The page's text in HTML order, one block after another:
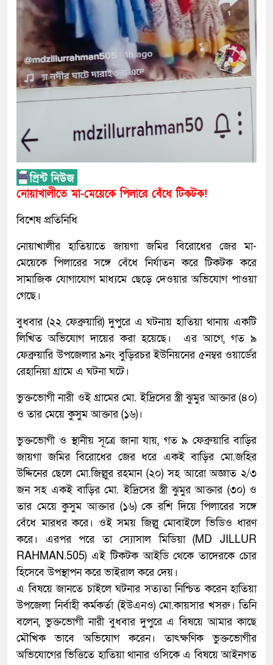
নোয়াখালীতে মা-মেয়েকে পিলারে বেঁধে টিকটক!
বিশেষ প্রতিনিধি
নোয়াখালীর হাতিয়াতে জায়গা জমির বিরোধের জের মা-
মেয়েকে পিলারের সঙ্গে বেঁধে নির্যাতন করে টিকটক করে
সামাজিক যোগাযোগ মাধ্যমে ছেড়ে দেওয়ার অভিযোগ পাওয়া
গেছে।
বুধবার (২২ ফেব্রুয়ারি) দুপুরে এ ঘটনায় হাতিয়া থানায় একটি
লিখিত অভিযোগ দায়ের করা হয়েছে। এর আগে, গত ৯
ফেব্রুয়ারি উপজেলার ৯নং বুড়িরচর ইউনিয়নের ৫নম্বর ওয়ার্ডের
রেহানিয়া গ্রামে এ ঘটনা ঘটে।
ভুক্তভোগী নারী ওই গ্রামের মো. ইদ্রিসের স্ত্রী ঝুমুর আক্তার (৪০)
ও তার মেয়ে কুসুম আক্তার (১৬)।
ভুক্তভোগী ও স্থানীয় সূত্রে জানা যায়, গত ৯ ফেব্রুয়ারি বাড়ির
জায়গা জমির বিরোধের জের ধরে একই বাড়ির মো.জহির
উদ্দিনের ছেলে মো.জিল্লুর রহমান (২০) সহ আরো অজ্ঞাত ২/৩
জন সহ একই বাড়ির মো. ইদ্রিসের স্ত্রী ঝুমুর আক্তার (৩০) ও
তার মেয়ে কুসুম আক্তার (১৬) কে রশি দিয়ে পিলারের সঙ্গে
বেঁধে মারধর করে। ওই সময় জিল্লু মোবাইলে ভিডিও ধারণ
করে। এরপর পরে তা স্যোসাল মিডিয়া (MD JILLUR
RAHMAN.505) এই টিকটক আইডি থেকে তাদেরকে চোর
হিসেবে উপস্থাপন করে ভাইরাল করে দেয়।
এ বিষয়ে জানতে চাইলে ঘটনার সত্যতা নিশ্চিত করেন হাতিয়া
উপজেলা নির্বাহী কর্মকর্তা (ইউএনও) মো.কায়সার খসরু। তিনি
বলেন, ভুক্তভোগী নারী বুধবার দুপুরে এ বিষয়ে আমার কাছে
মৌখিক ভাবে অভিযোগ করেন। তাৎক্ষণিক ভুক্তভোগীর
অভিযোগের ভিত্তিতে হাতিয়া থানার ওসিকে এ বিষয়ে আইনগত